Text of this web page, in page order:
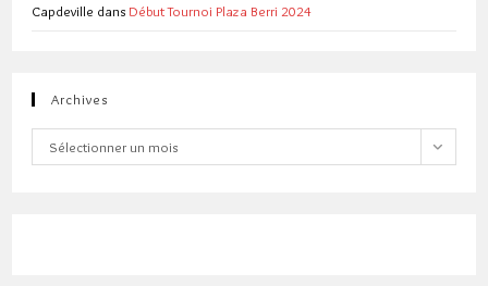
Capdeville dans Début Tournoi Plaza Berri 2024
Archives
Archives
Sélectionner un mois